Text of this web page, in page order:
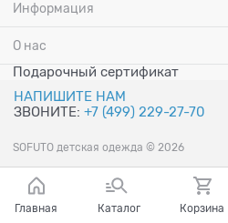
Информация
О нас
Подарочный сертификат
НАПИШИТЕ НАМ
ЗВОНИТЕ: +7 (499) 229-27-70
SOFUTO детская одежда © 2026
Главная Каталог Корзина